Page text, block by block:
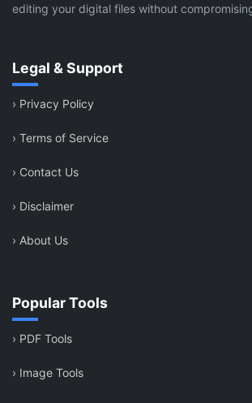
editing your digital files without
Legal & Support
› Privacy Policy
› Terms of Service
› Contact Us
› Disclaimer
› About Us
Popular Tools
› PDF Tools
› Image Tools